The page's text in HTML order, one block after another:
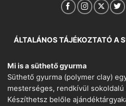
ÁLTALÁNOS TÁJÉKOZTATÓ A
Mi is a süthető gyurma
Süthető gyurma (polymer clay)
mesterséges, rendkívül sokoldalú
Készíthetsz belőle